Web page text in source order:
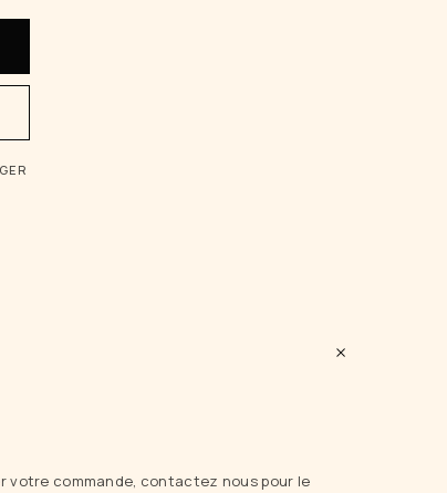
votre commande, contactez nous pour le